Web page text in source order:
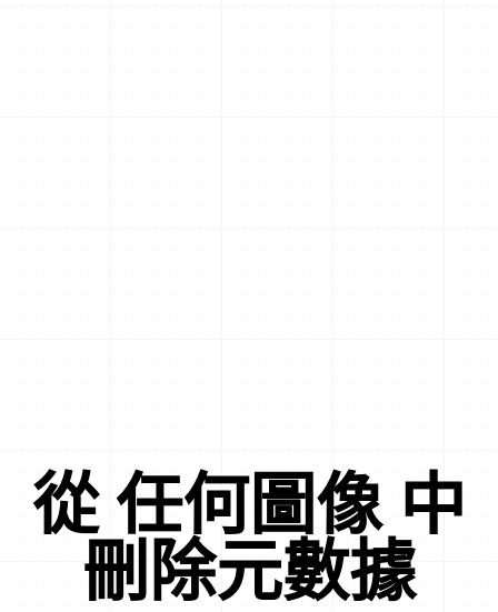
從 任何圖像中
刪除元數據